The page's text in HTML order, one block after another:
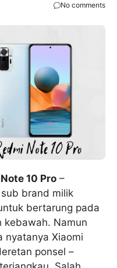
No comments
10 Pro –
brand milik
bertarung pada
kebawah. Namun
nyatanya Xiaomi
ponsel –